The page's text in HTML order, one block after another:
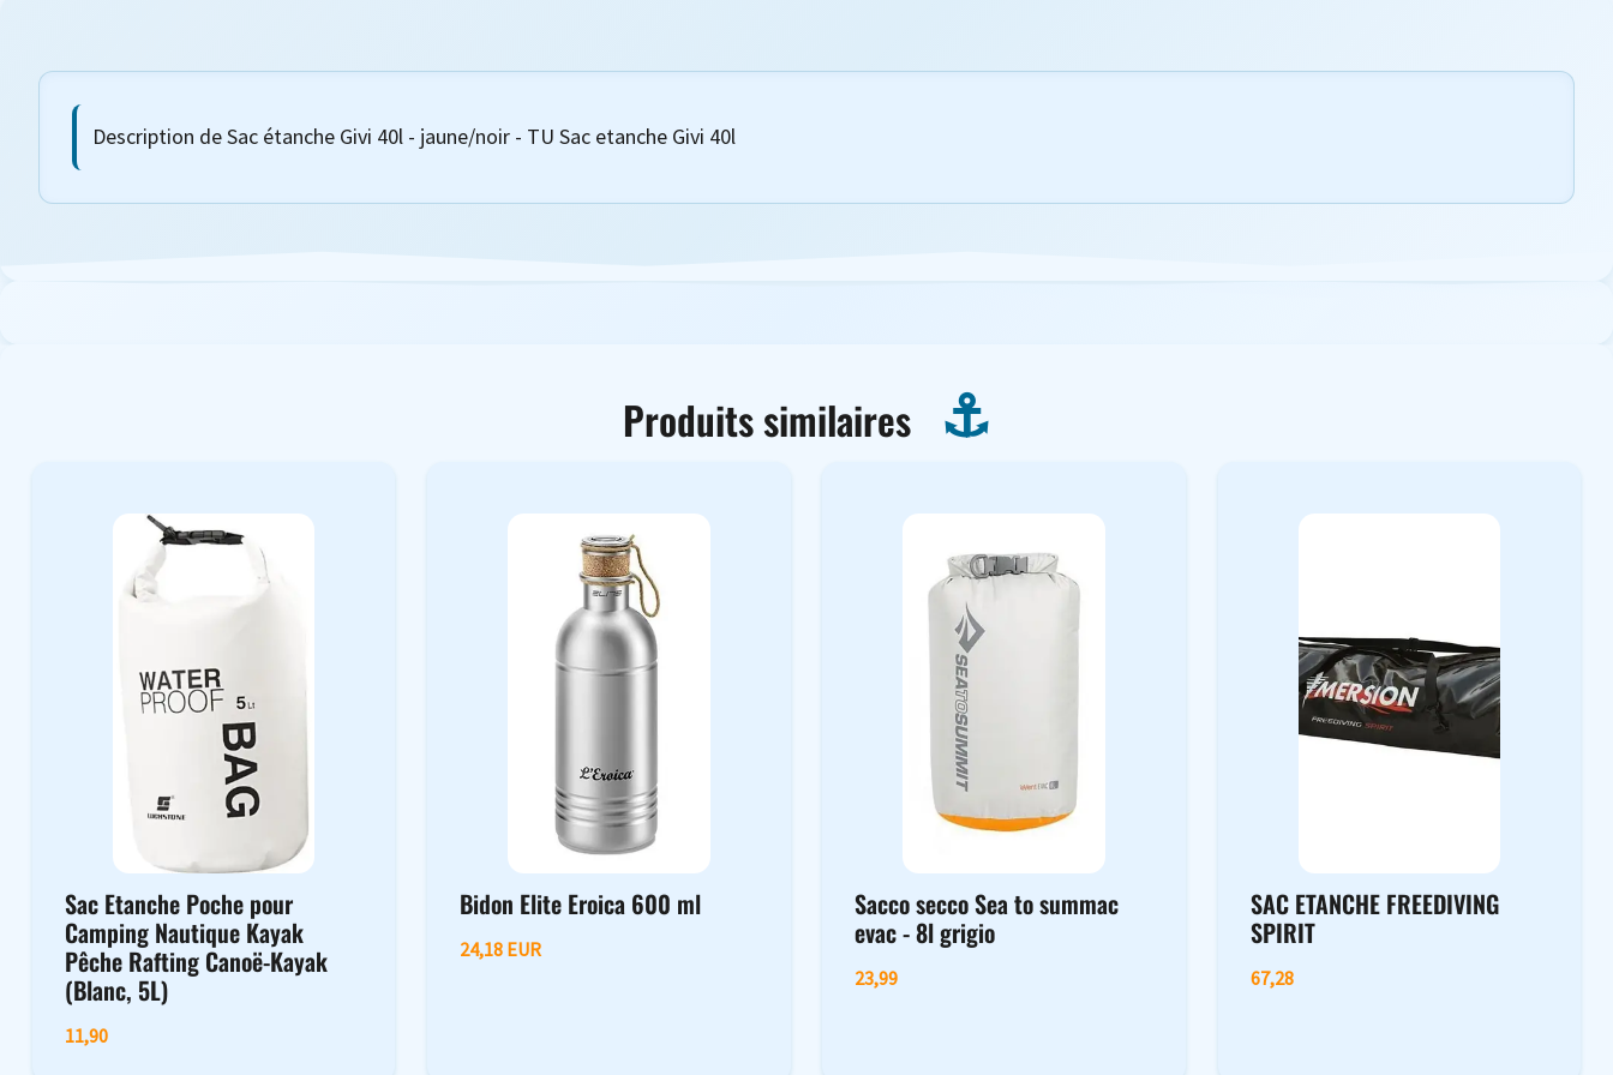
Description de Sac étanche Givi 40l - jaune/noir - TU Sac etanche Givi 40l
Produits similaires
Sac Etanche Poche pour
Camping Nautique Kayak
Pêche Rafting Canoë-Kayak
(Blanc, 5L)
11,90
Bidon Elite Eroica 600 ml
24,18 EUR
Sacco secco Sea to summac
evac - 8l grigio
23,99
SAC ETANCHE FREEDIVING
SPIRIT
67,28